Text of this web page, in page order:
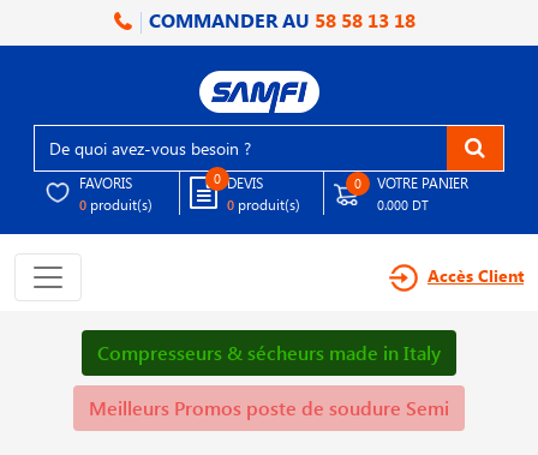
COMMANDER AU 58 58 13 18
FAVORIS
0 produit(s)
0 DEVIS
0 produit(s)
0 VOTRE PANIER
0.000 DT
Accès Client
Compresseurs & sécheurs made in Italy
Meilleurs Promos poste de soudure Semi